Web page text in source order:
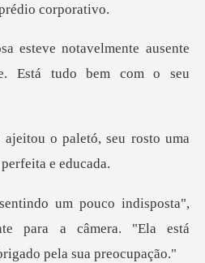
elmente ausente
o paletó, seu rosto uma
,
para a câmera. "Ela está